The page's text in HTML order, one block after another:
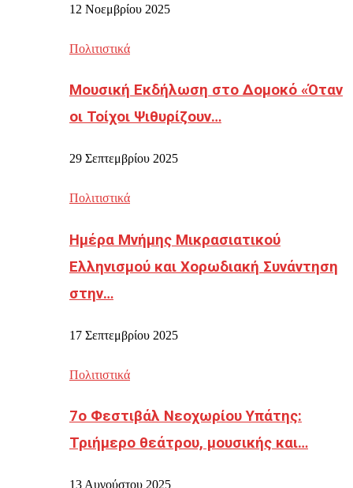
12 Νοεμβρίου 2025
Πολιτιστικά
Μουσική Εκδήλωση στο Δομοκό «Όταν
οι Τοίχοι Ψιθυρίζουν…
29 Σεπτεμβρίου 2025
Πολιτιστικά
Ημέρα Μνήμης Μικρασιατικού
Ελληνισμού και Χορωδιακή Συνάντηση
στην…
17 Σεπτεμβρίου 2025
Πολιτιστικά
7ο Φεστιβάλ Νεοχωρίου Υπάτης:
Τριήμερο θεάτρου, μουσικής και…
13 Αυγούστου 2025